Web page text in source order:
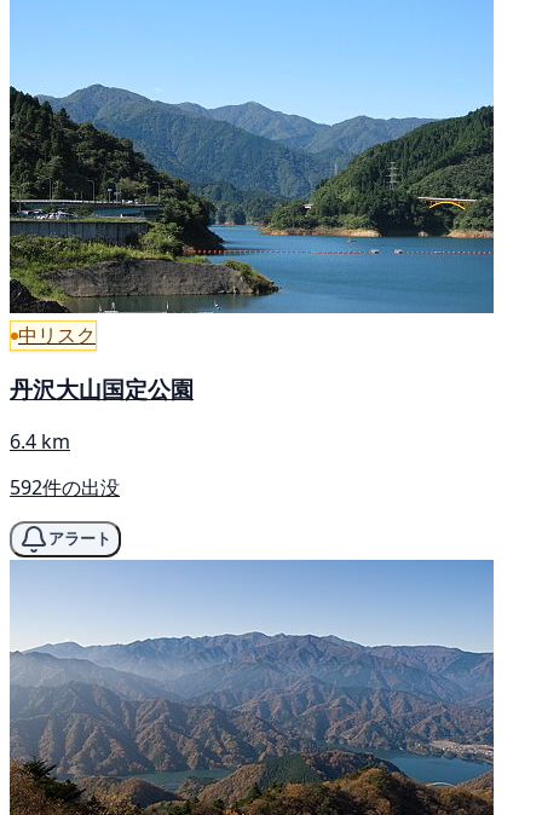
中リスク
丹沢大山国定公園
6.4 km
592件の出没
アラート